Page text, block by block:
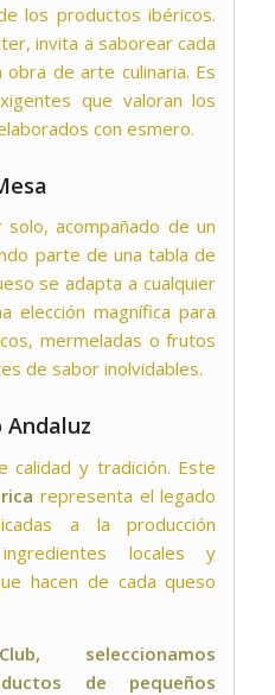
los productos ibéricos.
invita a saborear cada
de arte culinaria. Es
que valoran los
con esmero.
acompañado de un
parte de una tabla de
se adapta a cualquier
elección magnífica para
mermeladas o frutos
de sabor inolvidables.
Andaluz
calidad y tradición. Este
representa el legado
a la producción
locales y
hacen de cada queso
seleccionamos
de pequeños